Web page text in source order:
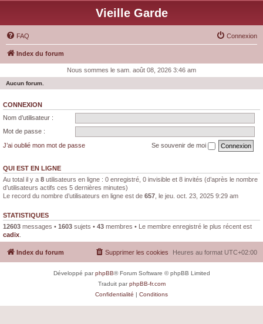
Vieille Garde
FAQ Connexion
Index du forum
Nous sommes le sam. août 08, 2026 3:46 am
Aucun forum.
CONNEXION
Nom d’utilisateur :
Mot de passe :
J’ai oublié mon mot de passe
Se souvenir de moi
QUI EST EN LIGNE
Au total il y a 8 utilisateurs en ligne : 0 enregistré, 0 invisible et 8 invités (d’après le nombre
d’utilisateurs actifs ces 5 dernières minutes)
Le record du nombre d’utilisateurs en ligne est de 657 , le jeu. oct. 23, 2025 9:29 am
STATISTIQUES
12603 messages • 1603 sujets • 43 membres • Le membre enregistré le plus récent est
cadix
Index du forum Heures au format UTC+02:00
Supprimer les cookies
Développé parphpBB® Forum Software © phpBB Limited
Traduit parphpBB-fr.com
Confidentialité | Conditions